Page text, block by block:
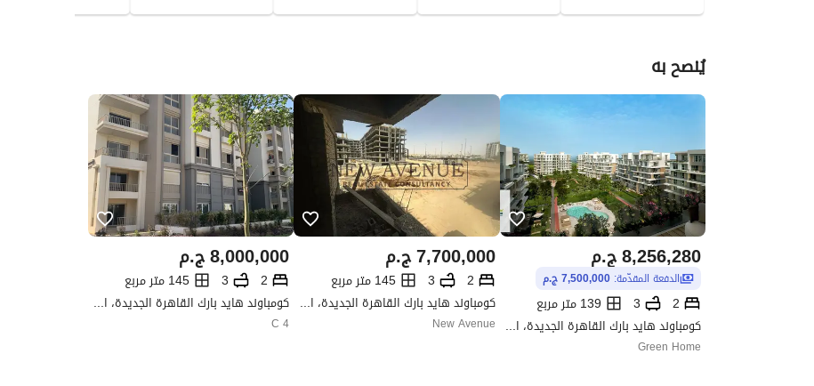
يُنصح به
ج.م8,256,280
الدفعة المقدّمة: 7,500,000 ج.م
2
3
139 متر مربع
كومباوند هايد بارك القاهرة الجديدة، التجمع الخامس، القاهرة الجديدة، القاهرة
Green Home
ج.م7,700,000
2
3
145 متر مربع
كومباوند هايد بارك القاهرة الجديدة، التجمع الخامس، القاهرة الجديدة، القاهرة
New Avenue
ج.م8,000,000
2
3
145 متر مربع
كومباوند هايد بارك القاهرة الجديدة، التجمع الخامس، القاهرة الجديدة، القاهرة
4 C